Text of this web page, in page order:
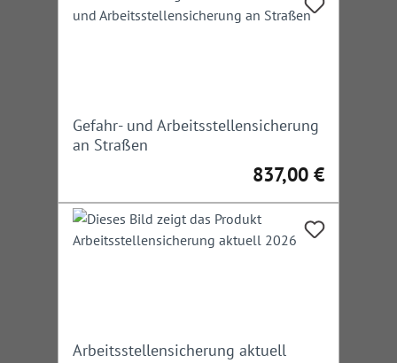
Gefahr- und Arbeitsstellensicherung
an Straßen
Regulärer Preis:
837,00 €
Arbeitsstellensicherung aktuell